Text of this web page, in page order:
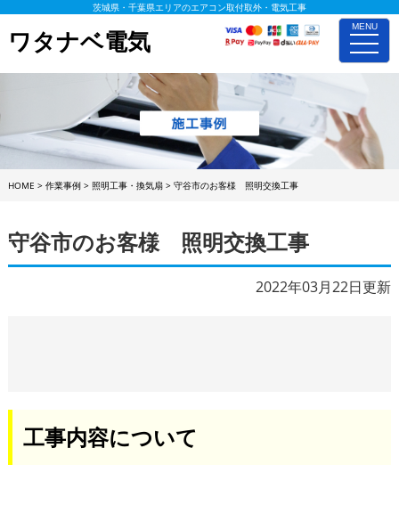
MENU
toggle
茨城県・千葉県エリアのエアコン取付取外・電気工事
ワタナベ電気
HOME > 作業事例> 照明工事・換気扇> 守谷市のお客様 照明交換工事
守谷市のお客様 照明交換工事
2022年03月22日更新
工事内容について